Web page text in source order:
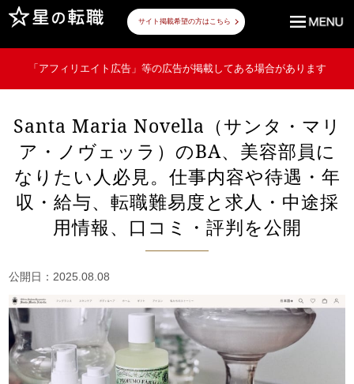
サイト掲載希望の方はこちら
「アフィリエイト広告」等の広告が掲載してある場合があります
Santa Maria Novella（サンタ・マリ
ア・ノヴェッラ）のBA、美容部員に
なりたい人必見。仕事内容や待遇・年
収・給与、転職難易度と求人・中途採
用情報、口コミ・評判を公開
公開日：2025.08.08